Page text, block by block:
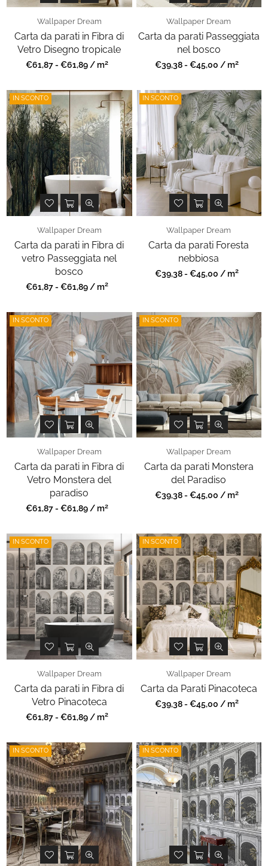
Wallpaper Dream
Carta da parati in Fibra di
Vetro Disegno tropicale
Prezzo
€61,87 - €61,89 / m2
Wallpaper Dream
Carta da parati Passeggiata
nel bosco
Prezzo
€39,38 - €45,00 / m2
IN SCONTO
Wallpaper Dream
Carta da parati in Fibra di
vetro Passeggiata nel
bosco
Prezzo
€61,87 - €61,89 / m2
IN SCONTO
Wallpaper Dream
Carta da parati Foresta
nebbiosa
Prezzo
€39,38 - €45,00 / m2
IN SCONTO
Wallpaper Dream
Carta da parati in Fibra di
Vetro Monstera del
paradiso
Prezzo
€61,87 - €61,89 / m2
IN SCONTO
Wallpaper Dream
Carta da parati Monstera
del Paradiso
Prezzo
€39,38 - €45,00 / m2
IN SCONTO
Wallpaper Dream
Carta da parati in Fibra di
Vetro Pinacoteca
Prezzo
€61,87 - €61,89 / m2
IN SCONTO
Wallpaper Dream
Carta da Parati Pinacoteca
Prezzo
€39,38 - €45,00 / m2
IN SCONTO IN SCONTO